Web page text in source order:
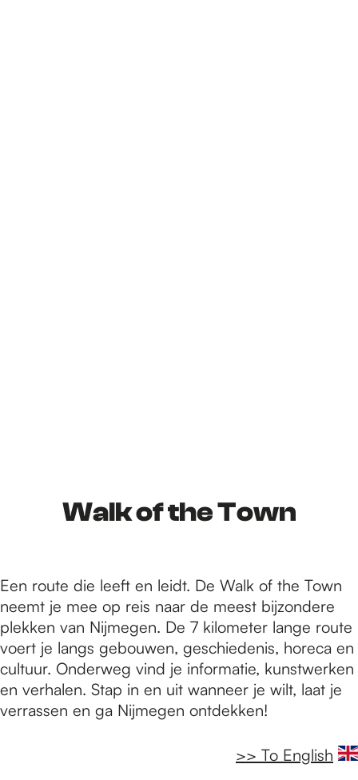
Walk of the Town
Een route die leeft en leidt. De Walk of the Town
neemt je mee op reis naar de meest bijzondere
plekken van Nijmegen. De 7 kilometer lange route
voert je langs gebouwen, geschiedenis, horeca en
cultuur. Onderweg vind je informatie, kunstwerken
en verhalen. Stap in en uit wanneer je wilt, laat je
verrassen en ga Nijmegen ontdekken!
>> To English​